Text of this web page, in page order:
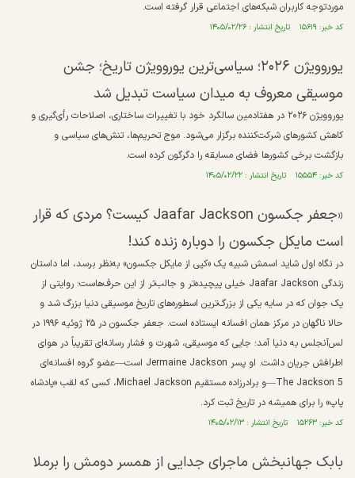
موردتوجه کاربران شبکه‌های اجتماعی قرار گرفته است.
کد خبر: ۱۵۶۱۹ تاریخ انتشار : ۱۴۰۵/۰۲/۲۶
یوروویژن ۲۰۲۶؛ سیاسی‌ترین یوروویژن تاریخ؛ جشن
موسیقی معروف به میدان سیاست تبدیل شد
یوروویژن ۲۰۲۶ در هفتادمین سالگرد خود با تغییرات ساختاری، اصلاحات رأی‌گیری و
کاهش کشور‌های شرکت‌کننده برگزار می‌شود. موج تحریم‌ها، تنش‌های سیاسی و
بازگشت برخی کشور‌ها فضای مسابقه را دگرگون کرده است.
کد خبر: ۱۵۵۵۴ تاریخ انتشار : ۱۴۰۵/۰۲/۲۲
«جعفر جکسون Jaafar Jackson کیست؟ مردی که قرار
است مایکل جکسون را دوباره زنده کند!
در نگاه اول شاید اسمش شبیه یک «کپی از مایکل جکسون» به‌نظر برسد، اما داستان
زندگی Jaafar Jackson خیلی پیچیده‌تر و جالب‌تر از این حرف‌هاست؛ روایتی از
یک جوان که در سایه یکی از بزرگ‌ترین اسطوره‌های تاریخ موسیقی دنیا بزرگ شد و
حالا ناگهان در مرکز همان افسانه ایستاده است. جعفر جکسون در ۲۵ ژوئیه ۱۹۹۶ در
لس‌آنجلس به دنیا آمد؛ جایی که موسیقی، شهرت و فشار رسانه‌ای تقریباً در هوای
اطرافش جریان داشت. او پسر Jermaine Jackson است—عضو گروه افسانه‌ای
The Jackson 5—و برادرزاده مستقیم Michael Jackson، کسی که لقب «پادشاه
پاپ» را برای همیشه در تاریخ ثبت کرد.
کد خبر: ۱۵۲۶۳ تاریخ انتشار : ۱۴۰۵/۰۲/۱۳
بابک جهانبخش ماجرای جدایی از همسر دومش را برملا